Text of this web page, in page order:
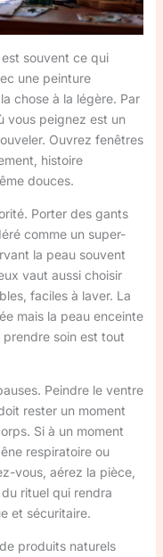
souvent ce qui
une peinture
chose à la légère. Par
vous peignez est un
Ouvrez fenêtres
histoire
douces.
Porter des gants
comme un super-
la peau souvent
vaut aussi choisir
faciles à laver. La
mais la peau enceinte
prendre soin est tout
Peindre le ventre
rester un moment
Si à un moment
respiratoire ou
vous, aérez la pièce,
rituel qui rendra
et sécuritaire.
produits naturels